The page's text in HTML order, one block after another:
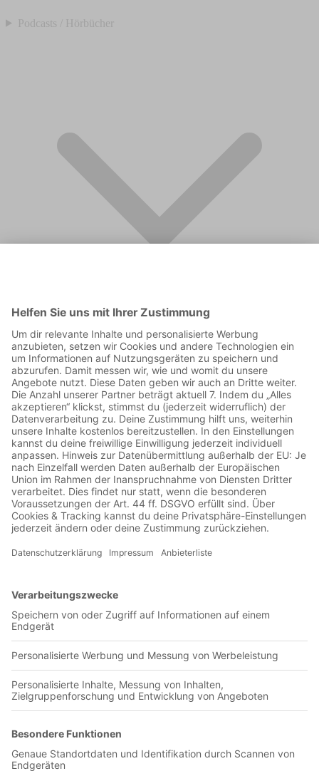
Podcasts / Hörbücher
FAQ
Supporter werden
Unsere App ist in den offiziellen Stores verfügbar!
Jetzt herunterladen